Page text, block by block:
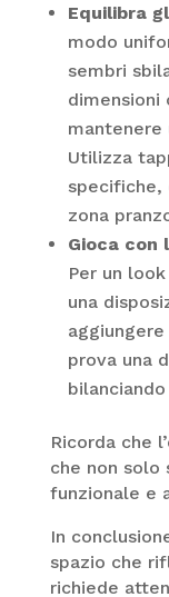
Equilibra
modo
sembri
dimensioni
mantenere
Utilizza
specifiche,
zona
Gioca con
Per un
una
prova una
Ricorda che
che non solo
funzionale e
In
spazio che
richiede